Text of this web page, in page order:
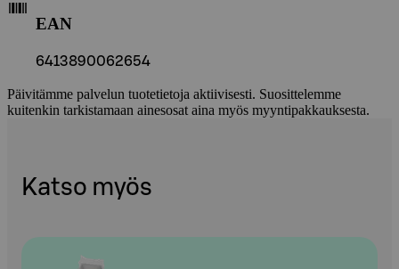
EAN
6413890062654
Päivitämme palvelun tuotetietoja aktiivisesti. Suosittelemme
kuitenkin tarkistamaan ainesosat aina myös myyntipakkauksesta.
Katso myös